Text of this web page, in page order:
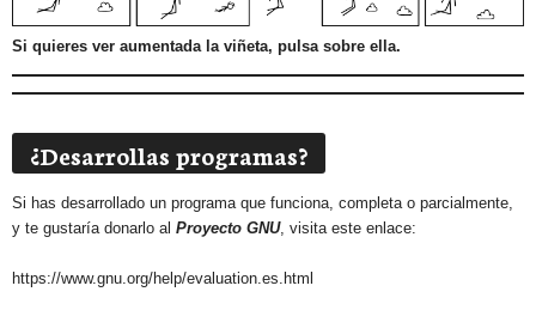
Si quieres ver aumentada la viñeta, pulsa sobre ella.
¿Desarrollas programas?
Si has desarrollado un programa que funciona, completa o parcialmente,
y te gustaría donarlo al Proyecto GNU, visita este enlace:
https://www.gnu.org/help/evaluation.es.html